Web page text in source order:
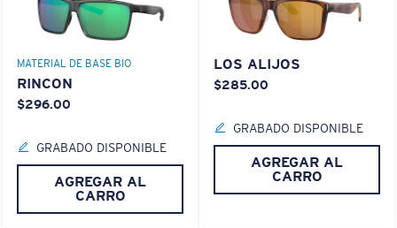
MATERIAL DE BASE BIO
RINCON
$296.00
GRABADO DISPONIBLE
AGREGAR AL
CARRO
LOS ALIJOS
$285.00
GRABADO DISPONIBLE
AGREGAR AL
CARRO